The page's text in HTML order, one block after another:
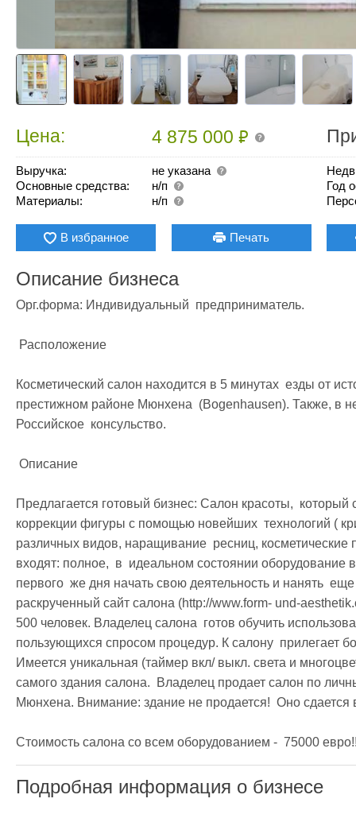
Цена: 4 875 000₽
Выручка:
не указана
Основные средства:
н/п
Материалы:
н/п
Год
В избранное Печать
Описание бизнеса
Орг.форма: Индивидуальный  предприниматель.
Косметический салон находится в 5 минутах  езды от
престижном районе Мюнхена  (Bogenhausen). Также, в
Российское  консульство.
Предлагается готовый бизнес: Салон красоты,
коррекции фигуры с помощью новейших  технологий (
различных видов, наращивание  ресниц,
входят: полное,  в  идеальном состоянии оборудование
первого  же дня начать свою деятельность и нанять
раскрученный сайт салона (http://www.form- und-
500 человек. Владелец салона  готов обучить
пользующихся спросом процедур. К салону  прилегает
Имеется уникальная (таймер вкл/ выкл. света и
самого здания салона.  Владелец продает салон по
Мюнхена. Внимание: здание не продается!  Оно сдается
Стоимость салона со всем оборудованием -  75000
Подробная информация о бизнесе